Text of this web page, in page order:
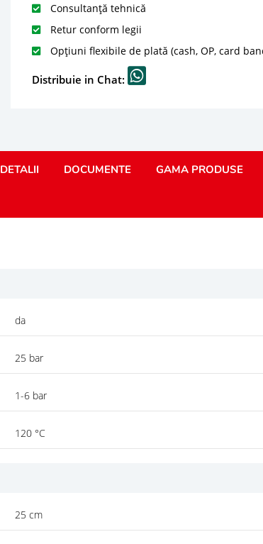
Consultanță tehnică
Retur conform legii
Opțiuni flexibile de plată (cash, OP, card
Distribuie in Chat:
DETALII DOCUMENTE GAMA PRODUSE
da
25 bar
1-6 bar
120 °C
25 cm